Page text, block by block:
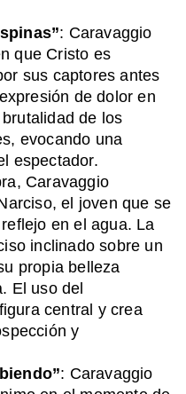
: Caravaggio
que Cristo es
sus captores antes
de dolor en
de los
evocando una
espectador.
Caravaggio
el joven que se
en el agua. La
inclinado sobre un
propia belleza
El uso del
central y crea
y
: Caravaggio